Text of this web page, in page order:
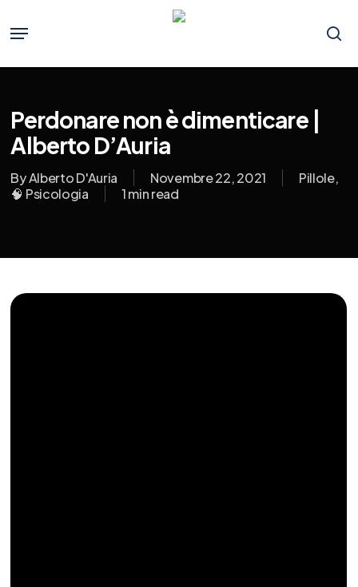
main
content
Menu
Perdonare non è dimenticare |
Alberto D’Auria
ByAlberto D'Auria Novembre 22, 2021 Pillole,
🧠 Psicologia
1 min read